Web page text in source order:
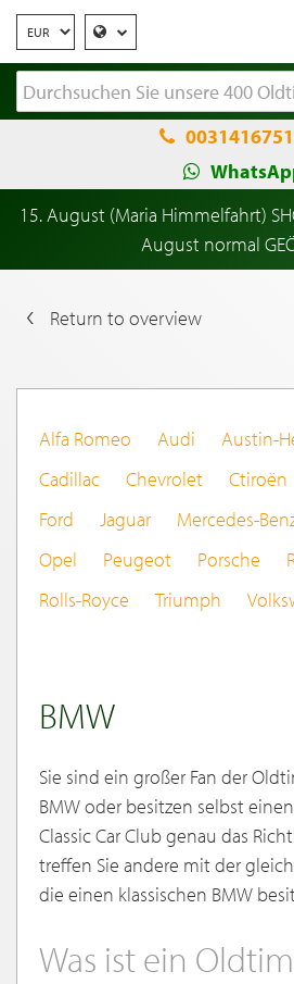
15. August (Maria Himmelfahrt)
August normal
Return to overview
Alfa Romeo Audi Austin-
Cadillac
Chevrolet Ctiroën
Ford
Jaguar Mercedes-
Opel
Peugeot Porsche
Rolls-Royce
Triumph
BMW
Sie sind ein großer Fan der
BMW oder besitzen selbst
Classic Car Club genau das
treffen Sie andere mit der
die einen klassischen BMW
Was ist ein